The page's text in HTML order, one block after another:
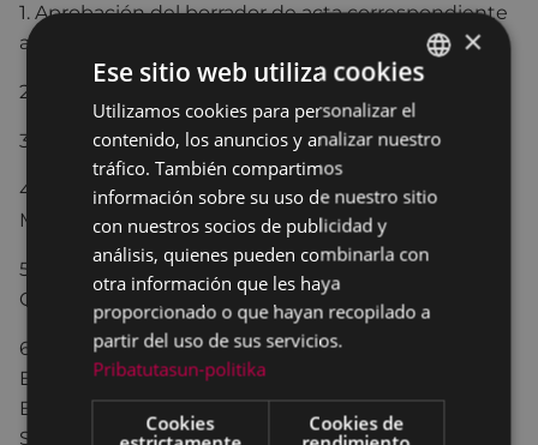
1. Aprobación del borrador de acta correspondiente
a la sesión de 27 de junio de 2022.
2. Dación de cuentas de resoluciones de Alcaldía.
3. Aprobación de la Cuenta General del año 2021.
4. Propuesta de aprobación del Inventario
Municipal a 31 de diciembre de 2021.
5. Aprobación inicial de la modificación de
Ordenanza Fiscales y de Precios Públicos.
6. Moción presentada por el grupo municipal
Elkarrekin Eibar-Podemos/Esker Anitza – IU/ Equo
Berdeak relativa al cumplimiento de la Ley de
Sostenibilidad.
BASQUE
SPANISH
×
Ese sitio web utiliza cookies
Utilizamos cookies para personalizar el
contenido, los anuncios y analizar nuestro
tráfico. También compartimos
información sobre su uso de nuestro sitio
con nuestros socios de publicidad y
análisis, quienes pueden combinarla con
otra información que les haya
proporcionado o que hayan recopilado a
partir del uso de sus servicios.
Pribatutasun-politika
Cookies
Cookies de